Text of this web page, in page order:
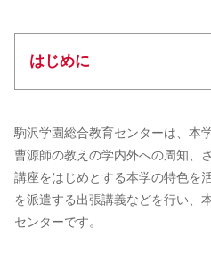
はじめに
駒沢学園総合教育センターは、本
曹源師の教えの学内外への周知、
講座をはじめとする本学の特色を
を派遣する出張講義などを行い、
センターです。